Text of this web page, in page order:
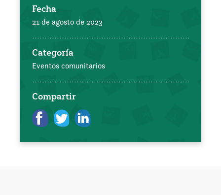
Fecha
21 de agosto de 2023
Categoría
Eventos comunitarios
Compartir